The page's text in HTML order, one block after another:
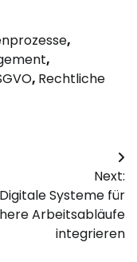
,
,
, Rechtliche
Next:
Digitale Systeme für
Arbeitsabläufe
integrieren